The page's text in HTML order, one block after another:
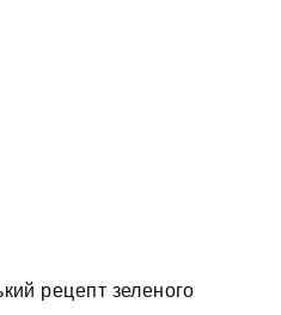
рецепт зеленого